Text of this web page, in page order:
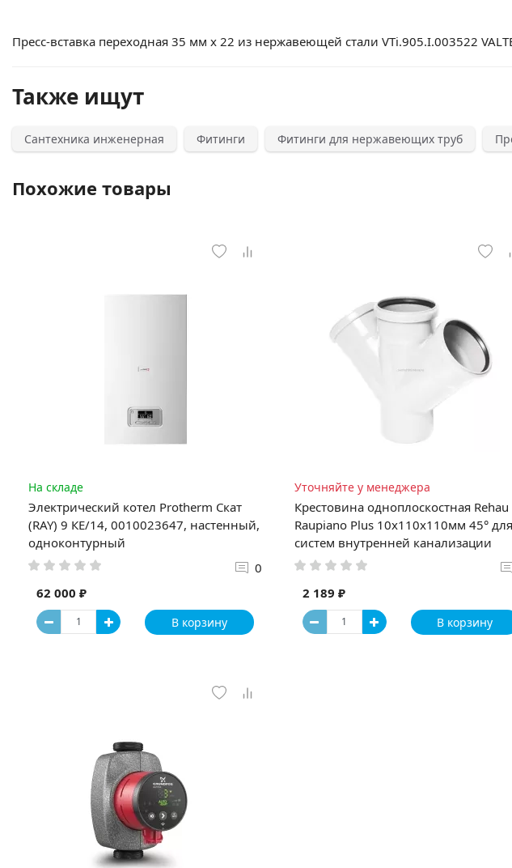
Пресс-вставка переходная 35 мм х 22 из нержавеющей стали VTi.905.I.003522
Также ищут
Сантехника инженерная Фитинги Фитинги для нержавеющих труб
Похожие товары
На складе
Электрический котел Protherm Скат
(RAY) 9 КE/14, 0010023647, настенный,
одноконтурный
0
62 000 ₽
В корзину
Уточняйте у менеджера
Крестовина одноплоскостная Rehau
Raupiano Plus 10х110х110мм 45° для
систем внутренней канализации
2 189 ₽
В корзину